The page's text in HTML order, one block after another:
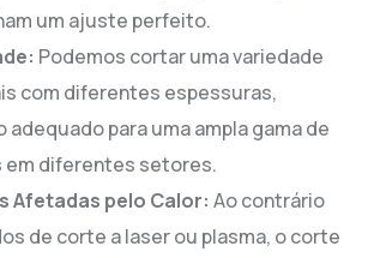
um ajuste perfeito.
Podemos cortar uma variedade
com diferentes espessuras,
para uma ampla gama de
em diferentes setores.
Afetadas pelo Calor: Ao contrário
de corte a laser ou plasma, o corte